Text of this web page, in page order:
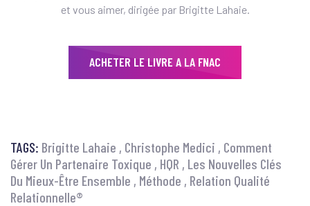
et vous aimer, dirigée par Brigitte Lahaie.
ACHETER LE LIVRE A LA FNAC
TAGS: Brigitte Lahaie Christophe Medici Comment
Gérer Un Partenaire Toxique HQR Les Nouvelles Clés
Du Mieux-Être Ensemble Méthode Relation Qualité
Relationnelle®